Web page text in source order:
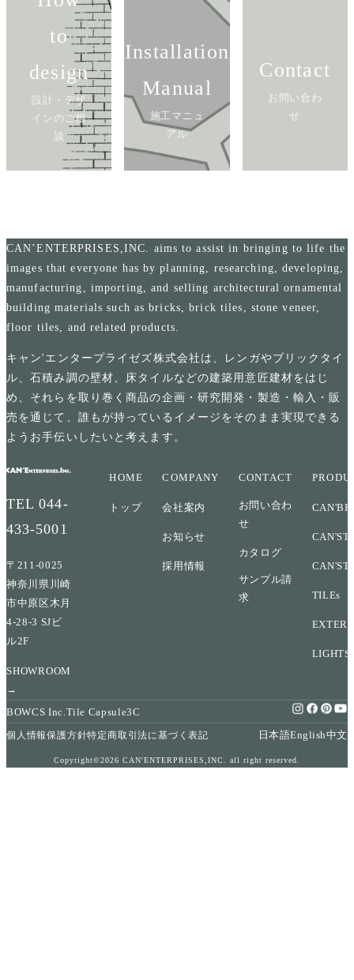
to
design
設計・デザ
インのご相
談
Installation
Manual
施工マニュ
アル
Contact
お問い合わ
せ
CAN’ENTERPRISES,INC. aims to assist in bringing to life the
images that everyone has by planning, researching, developing,
manufacturing, importing, and selling architectural ornamental
building materials such as bricks, brick tiles, stone veneer,
floor tiles, and related products.
キャン'エンタープライゼズ株式会社は、レンガやブリックタイ
ル、石積み調の壁材、床タイルなどの建築用意匠建材をはじ
め、それらを取り巻く商品の企画・研究開発・製造・輸入・販
売を通じて、誰もが持っているイメージをそのまま実現できる
ようお手伝いしたいと考えます。
TEL044-
433-5001
〒211-0025
神奈川県川崎
市中原区木月
4-28-3 SJビ
ル2F
SHOWROOM
→
HOME
トップ
COMPANY
会社案内
お知らせ
採用情報
CONTACT
お問い合わ
せ
カタログ
サンプル請
求
TILEs
LIGHTS
BOWCS Inc. Tile Capsule3C
個人情報保護方針特定商取引法に基づく表記 日本語English中文
Copyright©2026 CAN'ENTERPRISES,INC. all right reserved.